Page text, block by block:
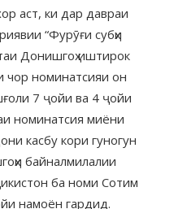
аст, ки дар давраи
“Фурӯғи субҳи
Донишгоҳ иштирок
чор номинатсияи он
7 ҷойи ва 4 ҷойи
номинатсия миёни
касбу кори гуногун
байналмилалии
ба номи Сотим
намоён гардид.